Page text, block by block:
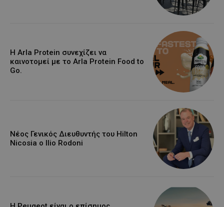
Η Arla Protein συνεχίζει να
καινοτομεί με το Arla Protein Food to
Go.
Νέος Γενικός Διευθυντής του Hilton
Nicosia ο Ilio Rodoni